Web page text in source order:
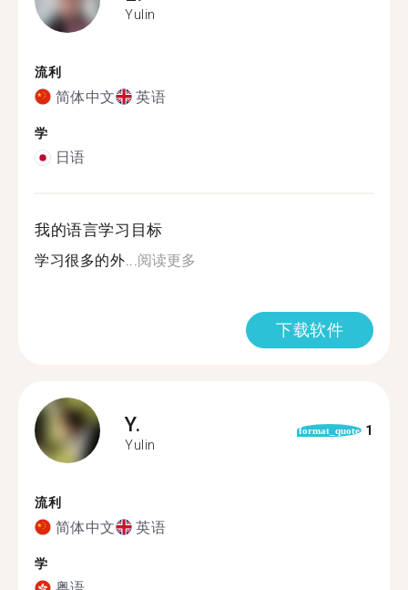
Yulin
流利
简体中文 英语
学
日语
我的语言学习目标
学习很多的外...阅读更多
下载软件
Y.
Yulin
format_quote 1
流利
简体中文 英语
学